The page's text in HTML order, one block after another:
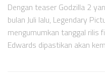
Dengan teaser Godzilla 2
bulan Juli lalu, Legendary
mengumumkan tanggal rilis
Edwards dipastikan akan